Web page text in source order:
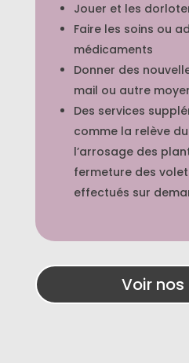
Jouer et les
Faire les soins ou
médicaments
Donner des
mail ou autre
Des services
comme la relève
l’arrosage des
fermeture des
effectués sur
Voir